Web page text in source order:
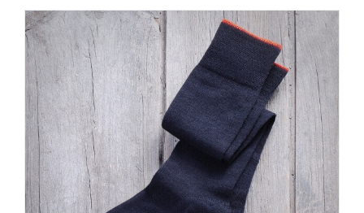
weist
mehrere
Varianten
auf.
Die
Optionen
können
auf
der
Produktseite
gewählt
werden